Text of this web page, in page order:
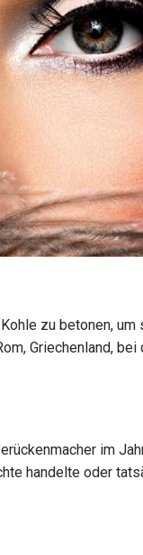
zu betonen,
Griechenland, bei
im
handelte oder